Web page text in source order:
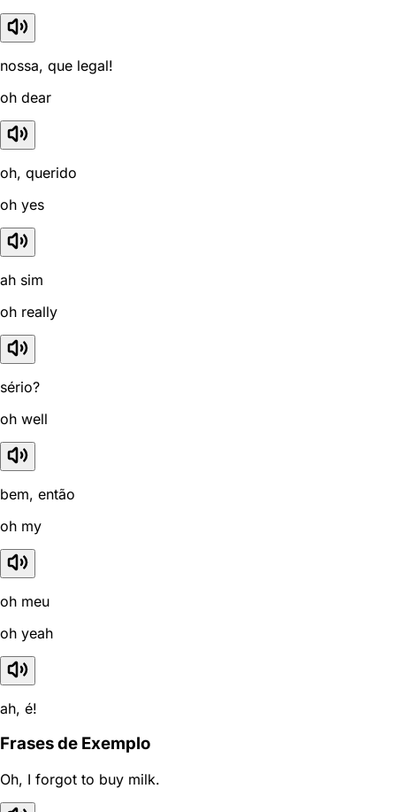
nossa, que legal!
oh dear
oh, querido
oh yes
ah sim
oh really
sério?
oh well
bem, então
oh my
oh meu
oh yeah
ah, é!
Frases de Exemplo
Oh, I forgot to buy milk.